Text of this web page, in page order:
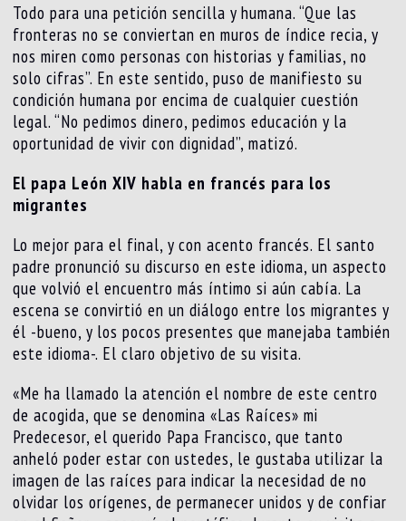
Todo para una petición sencilla y humana. “Que las
fronteras no se conviertan en muros de índice recia, y
nos miren como personas con historias y familias, no
solo cifras”. En este sentido, puso de manifiesto su
condición humana por encima de cualquier cuestión
legal. “No pedimos dinero, pedimos educación y la
oportunidad de vivir con dignidad”, matizó.
El papa León XIV habla en francés para los
migrantes
Lo mejor para el final, y con acento francés. El santo
padre pronunció su discurso en este idioma, un aspecto
que volvió el encuentro más íntimo si aún cabía. La
escena se convirtió en un diálogo entre los migrantes y
él -bueno, y los pocos presentes que manejaba también
este idioma-. El claro objetivo de su visita.
«Me ha llamado la atención el nombre de este centro
de acogida, que se denomina «Las Raíces» mi
Predecesor, el querido Papa Francisco, que tanto
anheló poder estar con ustedes, le gustaba utilizar la
imagen de las raíces para indicar la necesidad de no
olvidar los orígenes, de permanecer unidos y de confiar